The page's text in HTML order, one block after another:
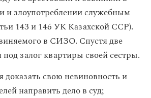
и злоупотреблении служебным
143 и 146 УК Казахской ССР).
в СИЗО. Спустя две
залог квартиры своей сестры.
свою невиновность и
направить дело в суд;